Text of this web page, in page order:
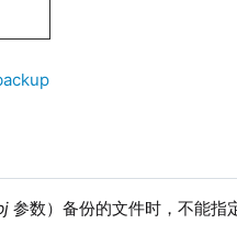
参数）备份的文件时，不能指